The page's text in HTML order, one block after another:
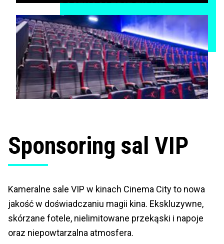
Sponsoring sal VIP
Kameralne sale VIP w kinach Cinema City to nowa
jakość w doświadczaniu magii kina. Ekskluzywne,
skórzane fotele, nielimitowane przekąski i napoje
oraz niepowtarzalna atmosfera.